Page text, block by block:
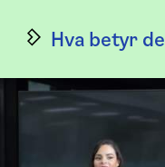
Hva betyr